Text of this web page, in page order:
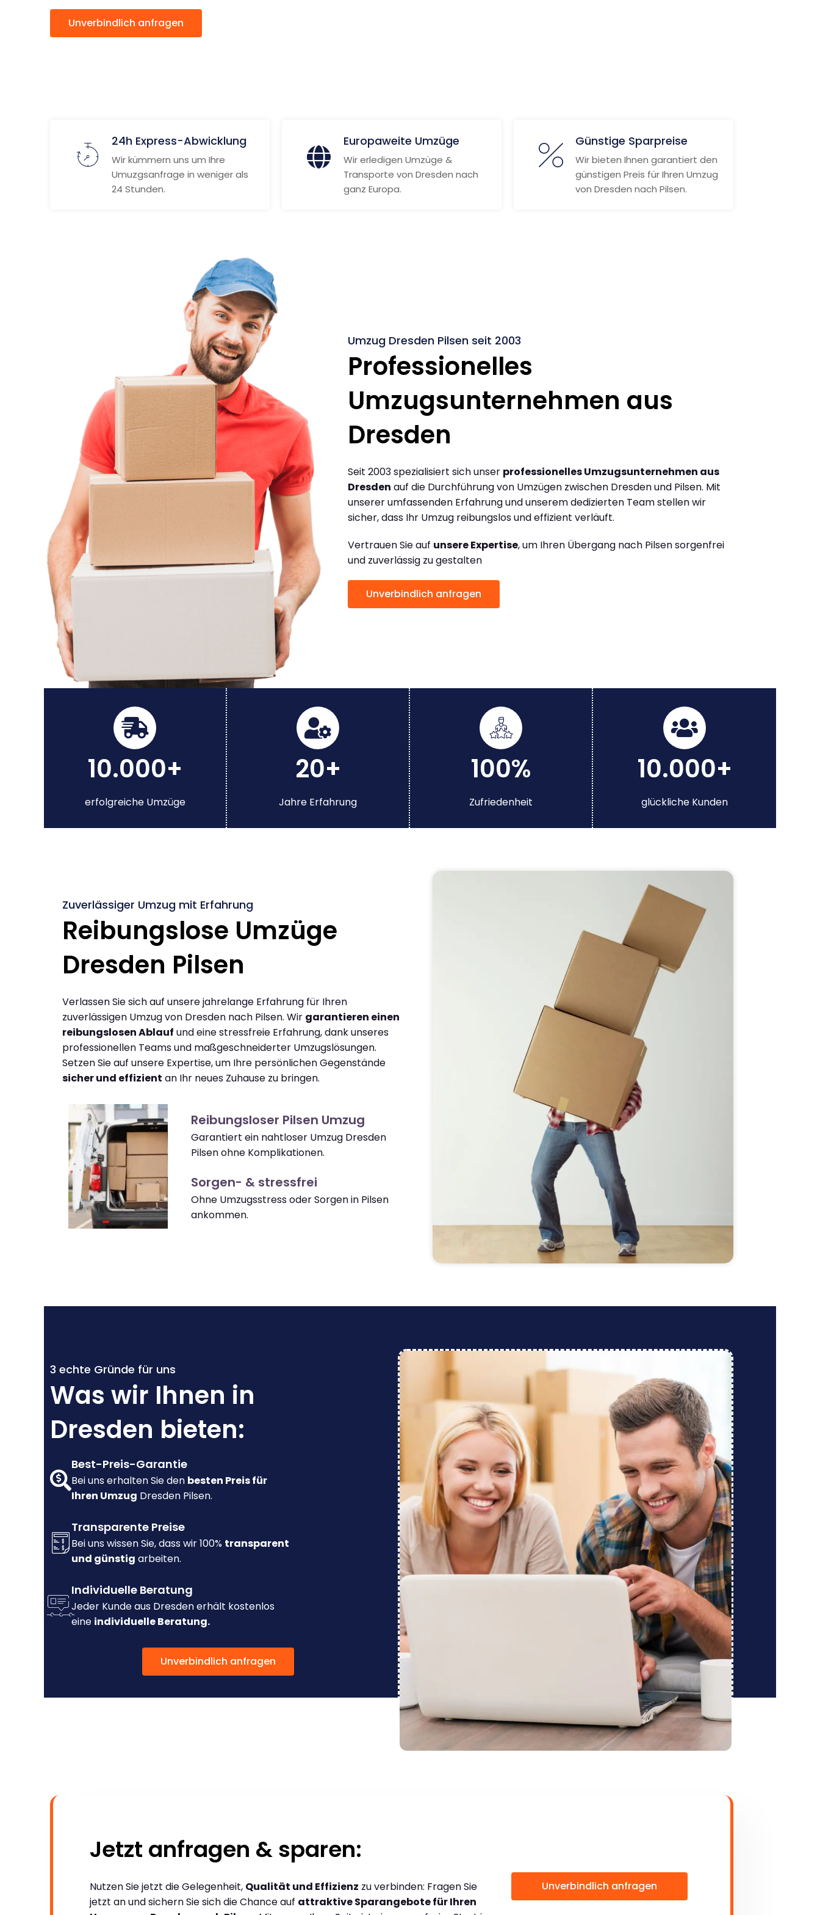
Unverbindlich anfragen
24h Express-Abwicklung
Wir kümmern uns um Ihre
Umuzgsanfrage in weniger als
24 Stunden.
Europaweite Umzüge
Wir erledigen Umzüge &
Transporte von Dresden nach
ganz Europa.
Günstige Sparpreise
Wir bieten Ihnen garantiert den
günstigen Preis für Ihren Umzug
von Dresden nach Pilsen.
Umzug Dresden Pilsen seit 2003
Professionelles
Umzugsunternehmen aus
Dresden
Seit 2003 spezialisiert sich unser professionelles Umzugsunternehmen aus
Dresden auf die Durchführung von Umzügen zwischen Dresden und Pilsen. Mit
unserer umfassenden Erfahrung und unserem dedizierten Team stellen wir
sicher, dass Ihr Umzug reibungslos und effizient verläuft.
Vertrauen Sie auf unsere Expertise, um Ihren Übergang nach Pilsen sorgenfrei
und zuverlässig zu gestalten
Unverbindlich anfragen
10.000+
erfolgreiche Umzüge
20+
Jahre Erfahrung
100%
Zufriedenheit
10.000+
glückliche Kunden
Zuverlässiger Umzug mit Erfahrung
Reibungslose Umzüge
Dresden Pilsen
Verlassen Sie sich auf unsere jahrelange Erfahrung für Ihren
zuverlässigen Umzug von Dresden nach Pilsen. Wir garantieren einen
reibungslosen Ablauf und eine stressfreie Erfahrung, dank unseres
professionellen Teams und maßgeschneiderter Umzugslösungen.
Setzen Sie auf unsere Expertise, um Ihre persönlichen Gegenstände
sicher und effizient an Ihr neues Zuhause zu bringen.
Reibungsloser Pilsen Umzug
Garantiert ein nahtloser Umzug Dresden
Pilsen ohne Komplikationen.
Sorgen- & stressfrei
Ohne Umzugsstress oder Sorgen in Pilsen
ankommen.
3 echte Gründe für uns
Was wir Ihnen in
Dresden bieten:
Best-Preis-Garantie
Bei uns erhalten Sie den besten Preis für
Ihren Umzug Dresden Pilsen.
Transparente Preise
Bei uns wissen Sie, dass wir 100% transparent
und günstig arbeiten.
Individuelle Beratung
Jeder Kunde aus Dresden erhält kostenlos
eine individuelle Beratung.
Unverbindlich anfragen
Jetzt anfragen & sparen:
Nutzen Sie jetzt die Gelegenheit, Qualität und Effizienz zu verbinden: Fragen Sie
jetzt an und sichern Sie sich die Chance auf attraktive Sparangebote für Ihren
Unverbindlich anfragen